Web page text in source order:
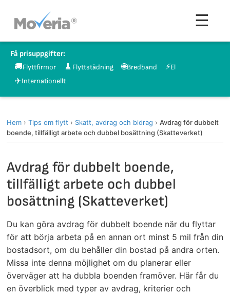
innehåll
☰
Få prisuppgifter:
🚚Flyttfirmor 🧹 Flyttstädning 🌐Bredband ⚡El
✈️Internationellt
Hem › Tips om flytt › Skatt, avdrag och bidrag › Avdrag för dubbelt
boende, tillfälligt arbete och dubbel bosättning (Skatteverket)
Avdrag för dubbelt boende,
tillfälligt arbete och dubbel
bosättning (Skatteverket)
Du kan göra avdrag för dubbelt boende när du flyttar
för att börja arbeta på en annan ort minst 5 mil från din
bostadsort, om du behåller din bostad på andra orten.
Missa inte denna möjlighet om du planerar eller
överväger att ha dubbla boenden framöver. Här får du
en överblick med typer av avdrag, kriterier och